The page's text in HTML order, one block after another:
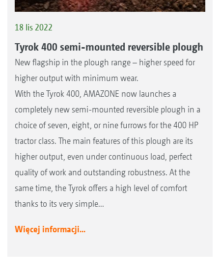
18 lis 2022
Tyrok 400 semi-mounted reversible plough
New flagship in the plough range – higher speed for
higher output with minimum wear.
With the Tyrok 400, AMAZONE now launches a
completely new semi-mounted reversible plough in a
choice of seven, eight, or nine furrows for the 400 HP
tractor class. The main features of this plough are its
higher output, even under continuous load, perfect
quality of work and outstanding robustness. At the
same time, the Tyrok offers a high level of comfort
thanks to its very simple...
Więcej informacji...